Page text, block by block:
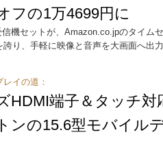
フの1万4699円に
機セットが、Amazon.co.jpのタイム
り、手軽に映像と音声を大画面へ出
イの道：
HDMI端子＆タッチ
ンの15.6型モバイル